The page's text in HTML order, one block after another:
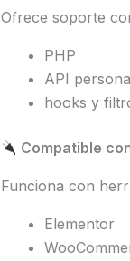
Ofrece soporte
PHP
API
hooks y
Compatible
Funciona con
Elementor